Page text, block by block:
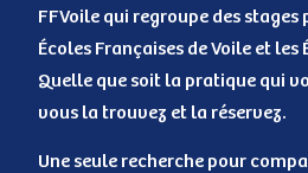
FFVoile qui regroupe des stages
Écoles Françaises de Voile et les
Quelle que soit la pratique qui
vous la trouvez et la réservez.
Une seule recherche pour